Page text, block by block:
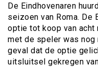
De Eindhovenaren
seizoen van Roma. De
optie tot koop van acht
met de speler was nog
geval dat de optie
uitsluitsel gekregen